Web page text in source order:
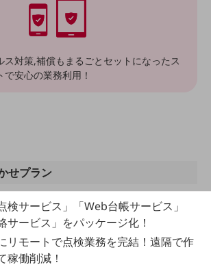
サービス)
ス対策,補償もまるごとセットになったス
安心の業務利用！
せプラン
検サービス」「Web台帳サービス」
サービス」をパッケージ化！
リモートで点検業務を完結！遠隔で作
稼働削減！